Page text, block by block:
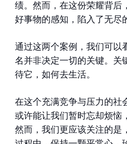
绩。然而，在这份荣耀背后
好事物的感知，陷入了无尽
通过这两个案例，我们可以
名并非决定一切的关键。关
待它，如何去生活。
在这个充满竞争与压力的社
或许能让我们暂时忘却烦恼
然而，我们更应该关注的是